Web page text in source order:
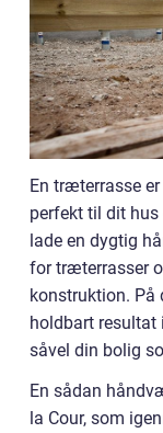
En træterrasse
perfekt til dit
lade en dygtig
for træterrasser
konstruktion. På
holdbart
såvel din bolig
En sådan
la Cour, som